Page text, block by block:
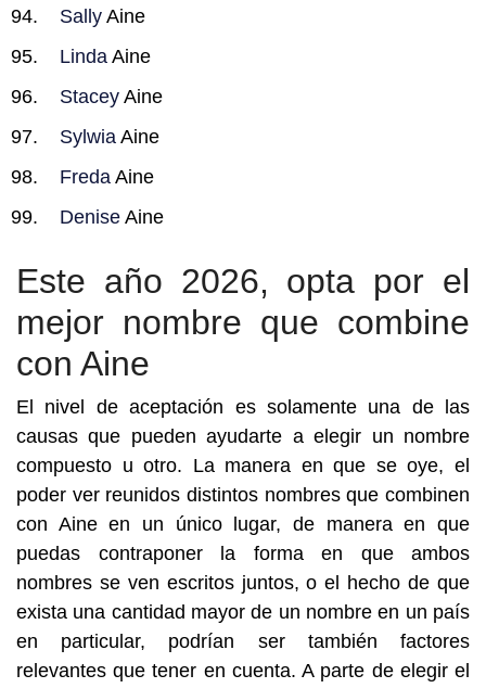
Sally Aine
Linda Aine
Stacey Aine
Sylwia Aine
Freda Aine
Denise Aine
Este año 2026, opta por el
mejor nombre que combine
con Aine
El nivel de aceptación es solamente una de las
causas que pueden ayudarte a elegir un nombre
compuesto u otro. La manera en que se oye, el
poder ver reunidos distintos nombres que combinen
con Aine en un único lugar, de manera en que
puedas contraponer la forma en que ambos
nombres se ven escritos juntos, o el hecho de que
exista una cantidad mayor de un nombre en un país
en particular, podrían ser también factores
relevantes que tener en cuenta. A parte de elegir el